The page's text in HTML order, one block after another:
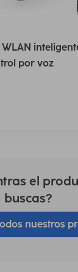
por voz
el
buscas?
nuestros